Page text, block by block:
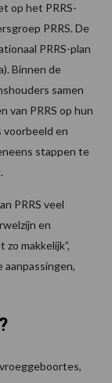
op het PRRS-
PRRS. De
PRRS-plan
Binnen de
samen
van PRRS op hun
voorbeeld en
stappen te
PRRS veel
en
makkelijk”,